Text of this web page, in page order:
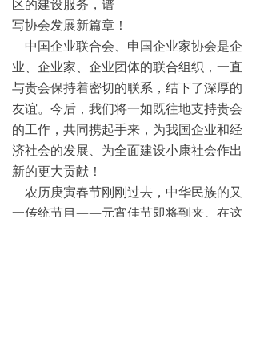
区的建设服务，谱
写协会发展新篇章！
中国企业联合会、申国企业家协会是企
业、企业家、企业团体的联合组织，一直
与贵会保持着密切的联系，结下了深厚的
友谊。今后，我们将一如既往地支持贵会
的工作，共同携起手来，为我国企业和经
济社会的发展、为全面建设小康社会作出
新的更大贡献！
农历庚寅春节刚刚过去，中华民族的又
一传统节目——元宵佳节即将到来。在这